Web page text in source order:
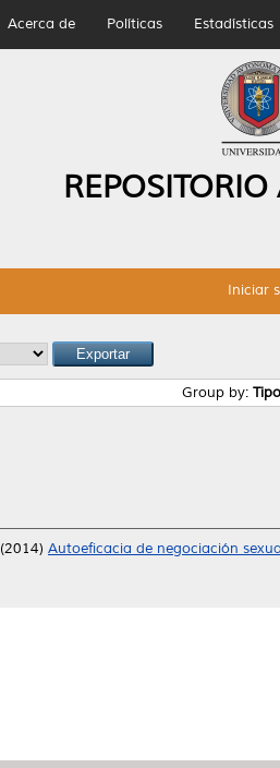
Acerca de Políticas Estadísticas
Iniciar
Group by:
(2014) Autoeficacia de negociación